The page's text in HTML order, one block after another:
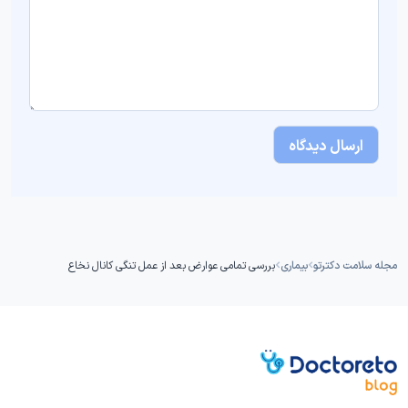
مجله سلامت دکترتو بیماری بررسی تمامی عوارض بعد از عمل تنگی کانال نخاع